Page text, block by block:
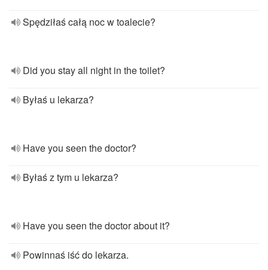
Spędziłaś całą noc w toalecie?
Did you stay all night in the toilet?
Byłaś u lekarza?
Have you seen the doctor?
Byłaś z tym u lekarza?
Have you seen the doctor about it?
Powinnaś iść do lekarza.